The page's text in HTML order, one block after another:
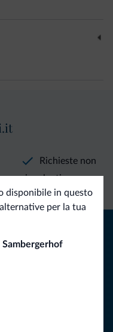
disponibile in questo
per la tua
Richieste non
vincolanti
e news per la tua